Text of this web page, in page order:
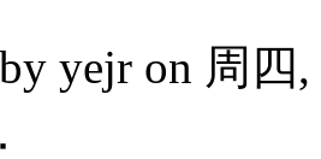
yejr on 周四,